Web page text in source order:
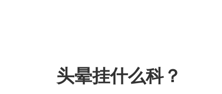
头晕挂什么科？